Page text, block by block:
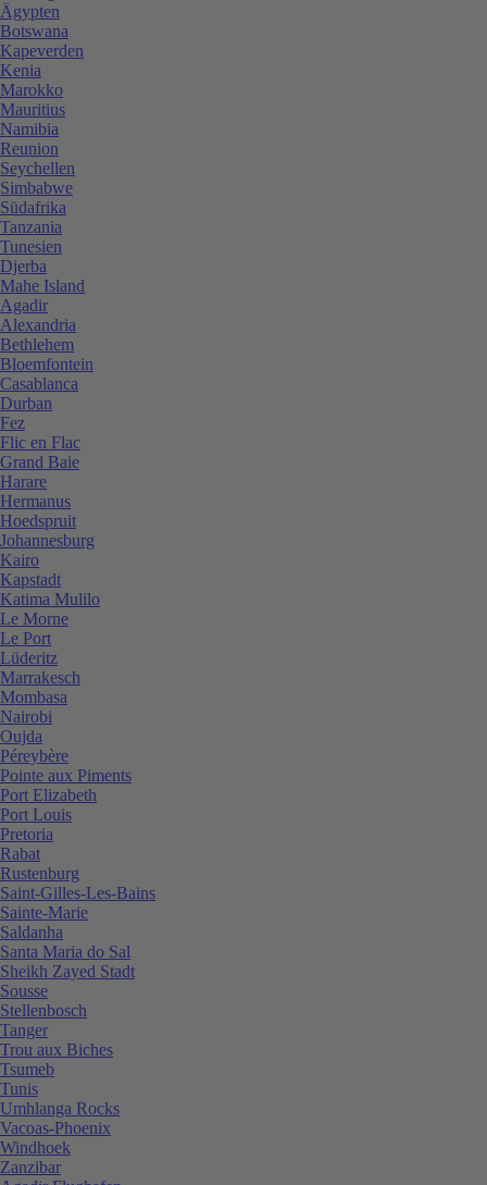
Ägypten
Botswana
Kapeverden
Kenia
Marokko
Mauritius
Namibia
Reunion
Seychellen
Simbabwe
Südafrika
Tanzania
Tunesien
Djerba
Mahe Island
Agadir
Alexandria
Bethlehem
Bloemfontein
Casablanca
Durban
Fez
Flic en Flac
Grand Baie
Harare
Hermanus
Hoedspruit
Johannesburg
Kairo
Kapstadt
Katima Mulilo
Le Morne
Le Port
Lüderitz
Marrakesch
Mombasa
Nairobi
Oujda
Péreybère
Pointe aux Piments
Port Elizabeth
Port Louis
Pretoria
Rabat
Rustenburg
Saint-Gilles-Les-Bains
Sainte-Marie
Saldanha
Santa Maria do Sal
Sheikh Zayed Stadt
Sousse
Stellenbosch
Tanger
Trou aux Biches
Tsumeb
Tunis
Umhlanga Rocks
Vacoas-Phoenix
Windhoek
Zanzibar